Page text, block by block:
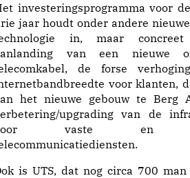
investeringsprogramma voor
jaar houdt onder andere
in, maar
van een nieuwe
de forse
voor klanten,
het nieuwe gebouw te Berg
upgrading van de
vaste en
is UTS, dat nog circa 700 man